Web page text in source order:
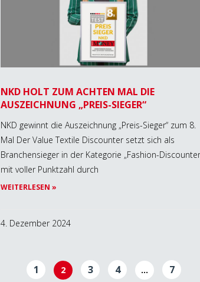
NKD HOLT ZUM ACHTEN MAL DIE
AUSZEICHNUNG „PREIS-SIEGER“
NKD gewinnt die Auszeichnung „Preis-Sieger“ zum 8.
Mal Der Value Textile Discounter setzt sich als
Branchensieger in der Kategorie „Fashion-
mit voller Punktzahl durch
WEITERLESEN »
4. Dezember 2024
1 2 3 4 … 7